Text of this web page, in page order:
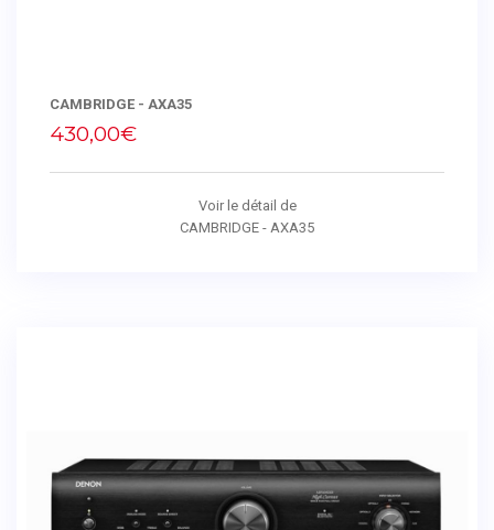
CAMBRIDGE - AXA35
430,00€
Voir le détail de
CAMBRIDGE - AXA35